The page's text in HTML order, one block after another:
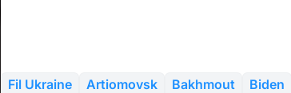
Fil Ukraine Artiomovsk Bakhmout Biden